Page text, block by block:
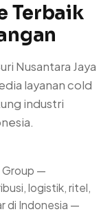
Terbaik
Nusantara Jaya
layanan cold
industri
Group —
logistik, ritel,
di Indonesia —